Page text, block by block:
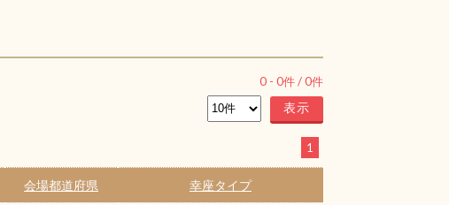
0 - 0件 /0件
1
会場都道府県 幸座タイプ